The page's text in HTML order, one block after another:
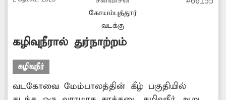
கோயம்புத்தூர்
வடக்கு
கழிவுநீரால் துர்நாற்றம்
கழிவுநீர்
வடகோவை மேம்பாலத்தின் கீழ் பகுதியில்